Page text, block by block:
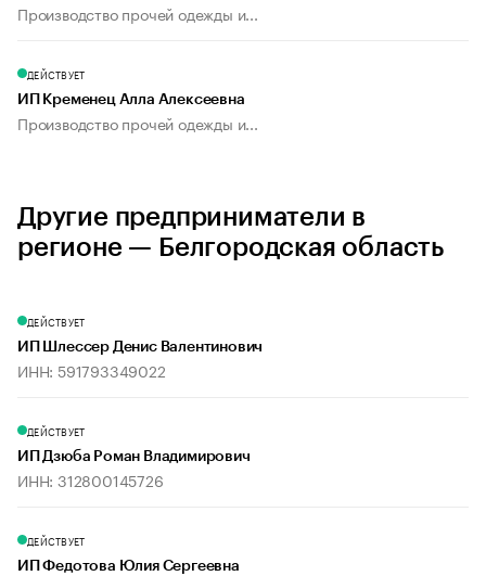
Производство прочей одежды и...
ДЕЙСТВУЕТ
ИП Кременец Алла Алексеевна
Производство прочей одежды и...
Другие предприниматели в
регионе — Белгородская область
ДЕЙСТВУЕТ
ИП Шлессер Денис Валентинович
ИНН: 591793349022
ДЕЙСТВУЕТ
ИП Дзюба Роман Владимирович
ИНН: 312800145726
ДЕЙСТВУЕТ
ИП Федотова Юлия Сергеевна